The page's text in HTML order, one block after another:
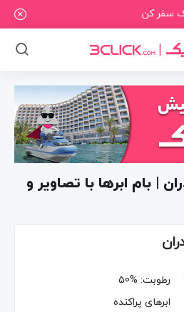
سفر کن
| بام ابرها با تصاویر و
رطوبت: 50%
ابرهای پراکنده